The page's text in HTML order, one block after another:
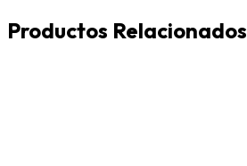
Productos Relacionados